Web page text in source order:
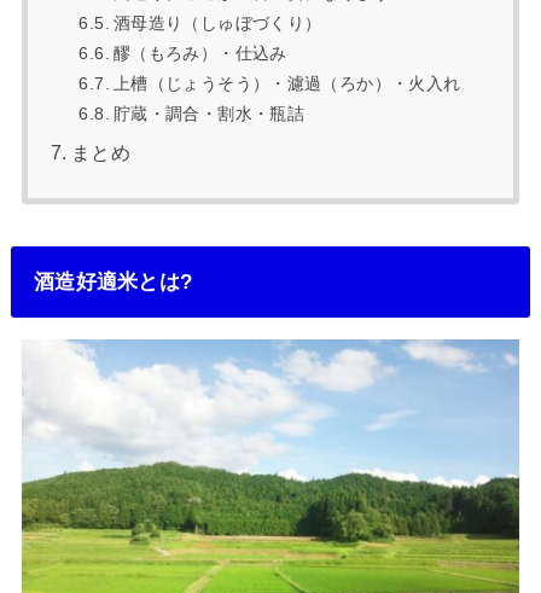
酒母造り（しゅぼづくり）
醪（もろみ）・仕込み
上槽（じょうそう）・濾過（ろか）・火入れ
貯蔵・調合・割水・瓶詰
まとめ
酒造好適米とは?